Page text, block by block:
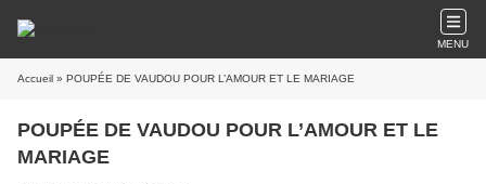
MENU
Accueil » POUPÉE DE VAUDOU POUR L’AMOUR ET LE MARIAGE
POUPÉE DE VAUDOU POUR L’AMOUR ET LE
MARIAGE